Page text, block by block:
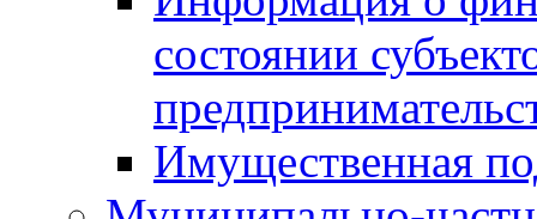
состоянии
Имущественная